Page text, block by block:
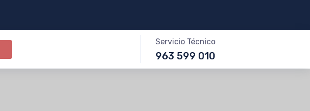
Servicio Técnico
963 599 010